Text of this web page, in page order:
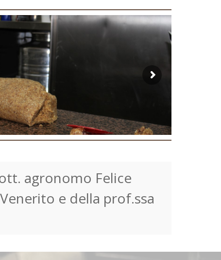
agronomo Felice
e della prof.ssa